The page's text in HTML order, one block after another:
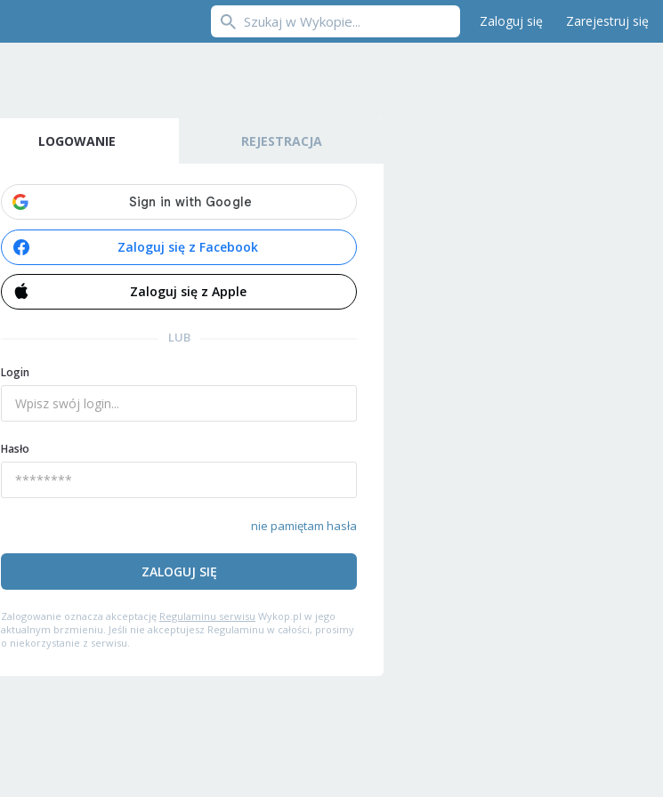
Zaloguj się Zarejestruj się
LOGOWANIE REJESTRACJA
Zaloguj się z Facebook
Zaloguj się z Apple
LUB
Login
Hasło
nie pamiętam hasła
ZALOGUJ SIĘ
Zalogowanie oznacza akceptację Regulaminu serwisu Wykop.pl w jego
aktualnym brzmieniu. Jeśli nie akceptujesz Regulaminu w całości, prosimy
o niekorzystanie z serwisu.